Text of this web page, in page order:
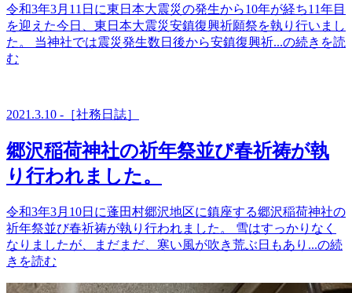
令和3年3月11日に東日本大震災の発生から10年が経ち11年目
を迎えた今日、東日本大震災安鎮復興祈願祭を執り行いまし
た。 当神社では震災発生数日後から安鎮復興祈...の続きを読
む
2021.3.10 -［社務日誌］
郷沢稲荷神社の祈年祭並び春祈祷が執
り行われました。
令和3年3月10日に蓬田村郷沢地区に鎮座する郷沢稲荷神社の
祈年祭並び春祈祷が執り行われました。 雪はすっかりなく
なりましたが、まだまだ、寒い風が吹き荒ぶ日もあり...の続
きを読む